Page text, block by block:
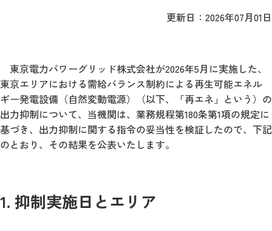
更新日：2026年07月01日
東京電力パワーグリッド株式会社が2026年5月に実施した、
東京エリアにおける需給バランス制約による再生可能エネル
ギー発電設備（自然変動電源）（以下、「再エネ」という）の
出力抑制について、当機関は、業務規程第180条第1項の規定に
基づき、出力抑制に関する指令の妥当性を検証したので、下記
のとおり、その結果を公表いたします。
1. 抑制実施日とエリア